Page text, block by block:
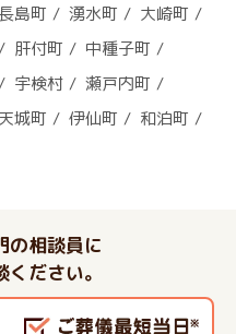
長島町 湧水町
大崎町
肝付町
中種子町
宇検村
瀬戸内町
天城町 伊仙町
和泊町
の相談員に
ださい。